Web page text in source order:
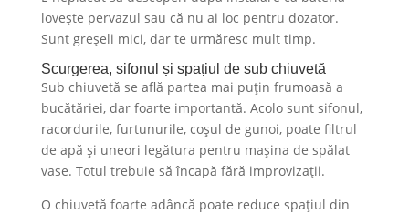
lovește pervazul sau că nu ai loc pentru dozator.
Sunt greșeli mici, dar te urmăresc mult timp.
Scurgerea, sifonul și spațiul de sub chiuvetă
Sub chiuvetă se află partea mai puțin frumoasă a
bucătăriei, dar foarte importantă. Acolo sunt sifonul,
racordurile, furtunurile, coșul de gunoi, poate filtrul
de apă și uneori legătura pentru mașina de spălat
vase. Totul trebuie să încapă fără improvizații.
O chiuvetă foarte adâncă poate reduce spațiul din